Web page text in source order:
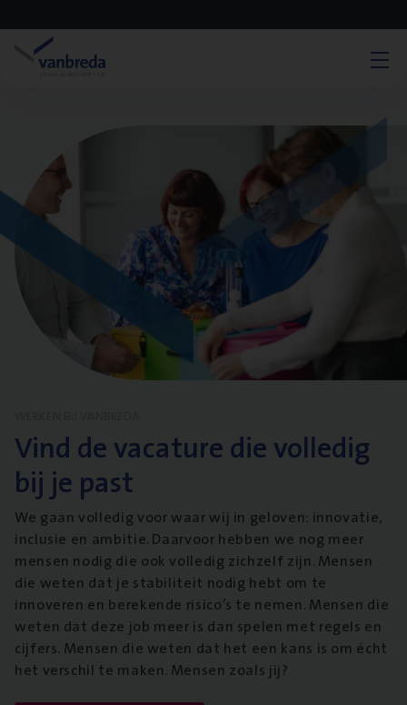
Vind de vacature die volledig
bij je past
We gaan volledig voor waar wij in geloven: innovatie,
inclusie en ambitie. Daarvoor hebben we nog meer
mensen nodig die ook volledig zichzelf zijn. Mensen
die weten dat je stabiliteit nodig hebt om te
innoveren en berekende risico’s te nemen. Mensen die
weten dat deze job meer is dan spelen met regels en
cijfers. Mensen die weten dat het een kans is om écht
het verschil te maken. Mensen zoals jij?